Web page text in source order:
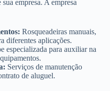
empresa. A empresa
Rosqueadeiras manuais,
diferentes aplicações.
especializada para auxiliar na
Serviços de manutenção
de aluguel.